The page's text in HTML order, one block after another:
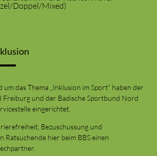
Doppel/Mixed)
das Thema „Inklusion im Sport“ haben der
Freiburg und der Badische Sportbund Nord
eingerichtet.
Bezuschussung und
Ratsuchende hier beim BBS einen